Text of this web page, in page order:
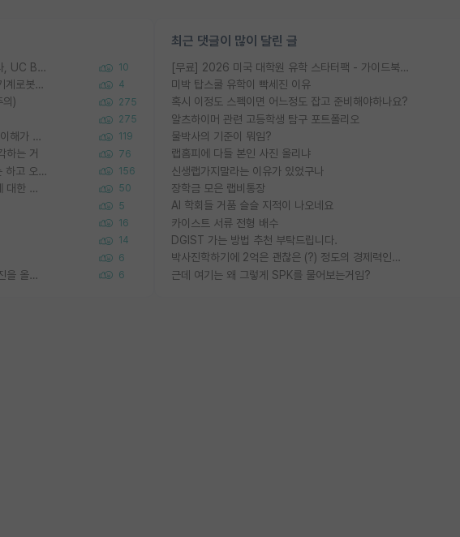
Korea University 수학, 컴퓨터과학 이학사, UC Berkeley 산업공학 대학원 공학박사가 되는 것은 쉽지 않겠죠? 10
비지거국 지방국립대 4.38/4.5 -> GIST 기계로봇공학과 석사 4
의) 275
275
대학원생들 교수에게 가스라이팅 당한 것은 이해가 갑니다. 안타깝네요. 119
하는 거 76
석사입학예정생 분들! 제발 어느 정도 각오는 하고 오세요. 156
포스텍 억까에 대해 (동문의 학문적 아웃풋에 대한 반박) 50
5
16
14
6
정보보안 연구하는 입장에선 식별가능한 사진을 올리는건 비추이긴함 6
최근 댓글이 많이 달린 글
[무료] 2026 미국 대학원 유학 스타터팩 - 가이드북 & 합격자 컨택메일 템플릿
미박 탑스쿨 유학이 빡세진 이유
혹시 이정도 스펙이면 어느정도 잡고 준비해야하나요?
알츠하이머 관련 고등학생 탐구 포트폴리오
물박사의 기준이 뭐임?
랩홈피에 다들 본인 사진 올리냐
신생랩가지말라는 이유가 있었구나
장학금 모은 랩비통장
AI 학회들 거품 슬슬 지적이 나오네요
카이스트 서류 전형 배수
DGIST 가는 방법 추천 부탁드립니다.
박사진학하기에 2억은 괜찮은 (?) 정도의 경제력인가요
근데 여기는 왜 그렇게 SPK를 물어보는거임?